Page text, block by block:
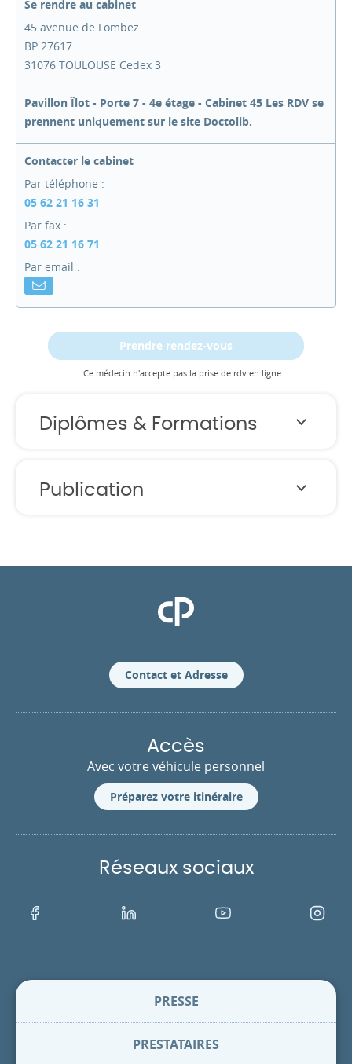
Se rendre au cabinet
45 avenue de Lombez
BP 27617
31076 TOULOUSE Cedex 3
Pavillon Îlot - Porte 7 - 4e étage - Cabinet 45 Les RDV se
prennent uniquement sur le site Doctolib.
Contacter le cabinet
Par téléphone :
05 62 21 16 31
Par fax :
05 62 21 16 71
Par email :
Prendre rendez-vous
Ce médecin n'accepte pas la prise de rdv en ligne
Diplômes & Formations
Publication
Clinique Pasteur
Contact et Adresse
Accès
Avec votre véhicule personnel
Préparez votre itinéraire
Réseaux sociaux
Facebook LinkedIn Youtube
PRESSE
PRESTATAIRES